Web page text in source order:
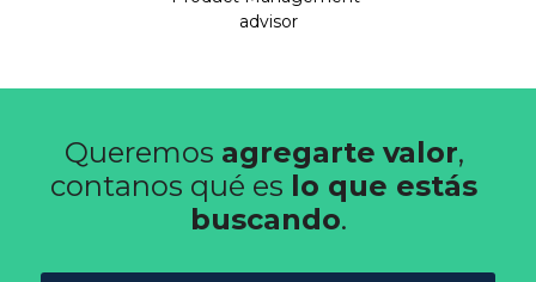
advisor
Queremos agregarte valor,
contanos qué es lo que estás
buscando.